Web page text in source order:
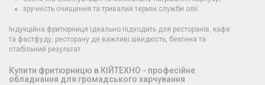
зручність очищення та тривалий термін служби олії.
Індукційна фритюрниця ідеально підходить для ресторанів, кафе
та фастфуду, ресторану де важливі швидкість, безпека та
стабільний результат.
Купити фритюрницю в КІЙТЕХНО - професійне
обладнання для громадського харчування